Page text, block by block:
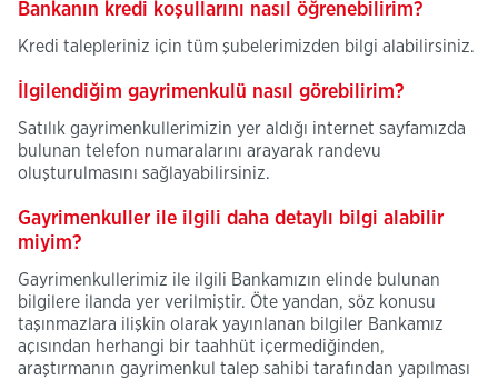
Bankanın kredi koşullarını nasıl öğrenebilirim?
Kredi talepleriniz için tüm şubelerimizden bilgi alabilirsiniz.
İlgilendiğim gayrimenkulü nasıl görebilirim?
Satılık gayrimenkullerimizin yer aldığı internet sayfamızda
bulunan telefon numaralarını arayarak randevu
oluşturulmasını sağlayabilirsiniz.
Gayrimenkuller ile ilgili daha detaylı bilgi alabilir
miyim?
Gayrimenkullerimiz ile ilgili Bankamızın elinde bulunan
bilgilere ilanda yer verilmiştir. Öte yandan, söz konusu
taşınmazlara ilişkin olarak yayınlanan bilgiler Bankamız
açısından herhangi bir taahhüt içermediğinden,
araştırmanın gayrimenkul talep sahibi tarafından yapılması